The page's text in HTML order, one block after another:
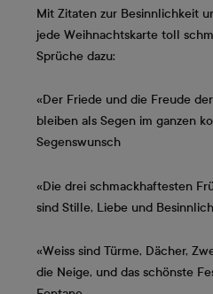
Mit Zitaten zur Besinnlichkeit
jede Weihnachtskarte toll
Sprüche dazu:
«Der Friede und die Freude
bleiben als Segen im ganzen
Segenswunsch
«Die drei schmackhaftesten
sind Stille, Liebe und
«Weiss sind Türme, Dächer,
die Neige, und das schönste